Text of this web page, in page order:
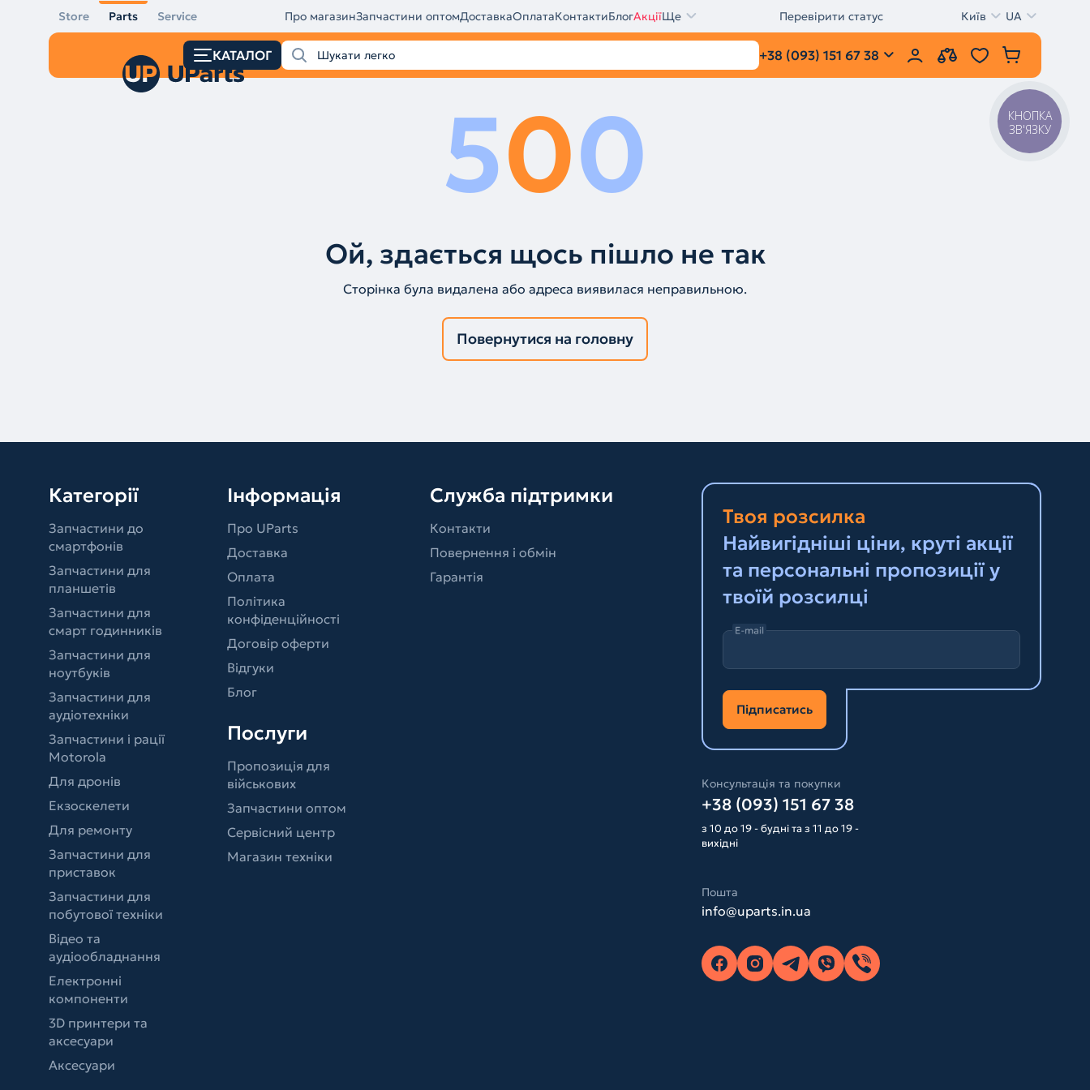
Store Parts Service Про магазинЗапчастини оптомДоставкаОплатаКонтактиБлогАкціїЩе Перевірити статус Київ UA
КАТАЛОГ +38 (093) 151 67 38
500
Ой, здається щось пішло не так
Сторінка була видалена або адреса виявилася неправильною.
Повернутися на головну
Категорії
Запчастини до
смартфонів
Запчастини для
планшетів
Запчастини для
смарт годинників
Запчастини для
ноутбуків
Запчастини для
аудіотехніки
Запчастини і рації
Motorola
Для дронів
Екзоскелети
Для ремонту
Запчастини для
приставок
Запчастини для
побутової техніки
Відео та
аудіообладнання
Електронні
компоненти
3D принтери та
аксесуари
Аксесуари
Інформація
Про UParts
Доставка
Оплата
Політика
конфіденційності
Договір оферти
Відгуки
Блог
Послуги
Пропозиція для
військових
Запчастини оптом
Сервісний центр
Магазин техніки
Служба підтримки
Контакти
Повернення і обмін
Гарантія
Твоя розсилка
Найвигідніші ціни, круті акції
та персональні пропозиції у
твоїй розсилці
E-mail
Підписатись
Консультація та покупки
+38 (093) 151 67 38
з 10 до 19 - будні та з 11 до 19 -
вихідні
Пошта
info@uparts.in.ua
КНОПКА
ЗВ'ЯЗКУ